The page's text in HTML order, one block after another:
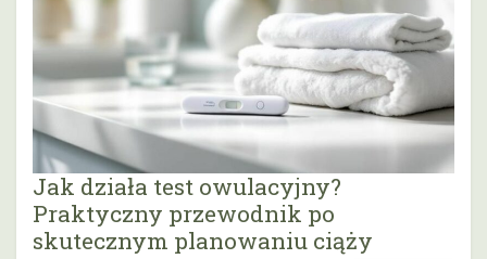
Jak działa test owulacyjny?
Praktyczny przewodnik po
skutecznym planowaniu ciąży